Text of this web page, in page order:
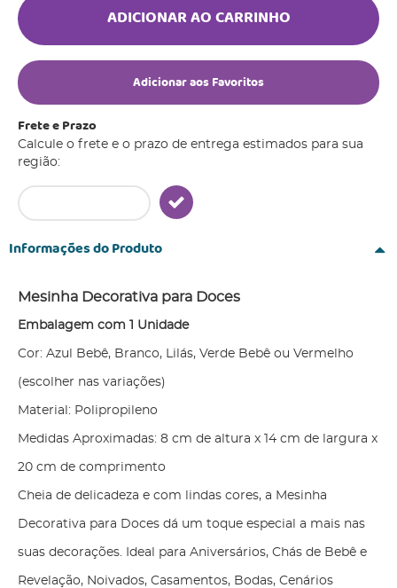
ADICIONAR AO CARRINHO
Adicionar aos Favoritos
Frete e Prazo
Calcule o frete e o prazo de entrega estimados para sua
região:
Informações do Produto
Mesinha Decorativa para Doces
Embalagem com 1 Unidade
Cor: Azul Bebê, Branco, Lilás, Verde Bebê ou Vermelho
(escolher nas variações)
Material: Polipropileno
Medidas Aproximadas: 8 cm de altura x 14 cm de largura x
20 cm de comprimento
Cheia de delicadeza e com lindas cores, a Mesinha
Decorativa para Doces dá um toque especial a mais nas
suas decorações. Ideal para Aniversários, Chás de Bebê e
Revelação, Noivados, Casamentos, Bodas, Cenários